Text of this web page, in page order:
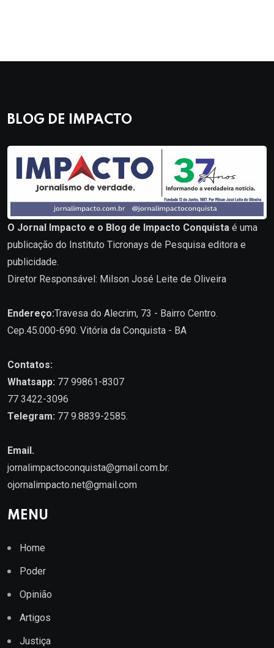
BLOG DE IMPACTO
O Jornal Impacto e o Blog de Impacto Conquista é uma
publicação do Instituto Ticronays de Pesquisa editora e
publicidade.
Diretor Responsável: Milson José Leite de Oliveira
Endereço:Travesa do Alecrim, 73 - Bairro Centro.
Cep.45.000-690. Vitória da Conquista - BA
Contatos:
Whatsapp: 77 99861-8307
77 3422-3096
Telegram: 77 9.8839-2585.
Email.
jornalimpactoconquista@gmail.com.br.
ojornalimpacto.net@gmail.com
MENU
Home
Poder
Opinião
Artigos
Justiça